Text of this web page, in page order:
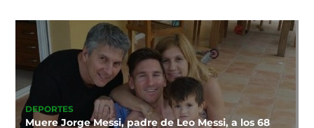
DEPORTES
Muere Jorge Messi, padre de Leo Messi, a los 68